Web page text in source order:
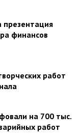
презентация
финансов
работ
на 700 тыс.
работ